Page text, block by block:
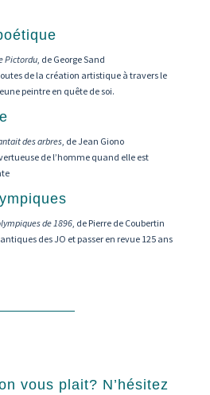
Pictordu, de George Sand
de la création artistique à travers le
peintre en quête de soi.
des arbres, de Jean Giono
de l’homme quand elle est
de 1896, de Pierre de Coubertin
des JO et passer en revue 125 ans
vous plait? N’hésitez